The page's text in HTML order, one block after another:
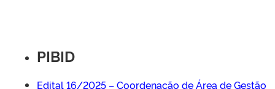
PIBID
Edital 16/2025 – Coordenação de Área de Gestão